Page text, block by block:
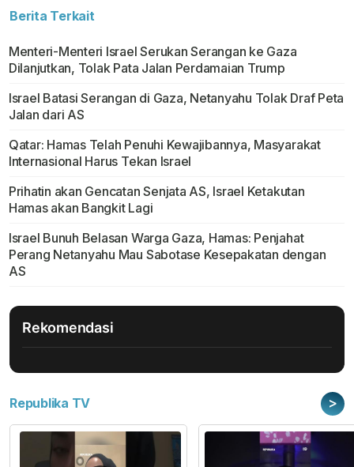
Berita Terkait
Menteri-Menteri Israel Serukan Serangan ke Gaza
Dilanjutkan, Tolak Pata Jalan Perdamaian Trump
Israel Batasi Serangan di Gaza, Netanyahu Tolak Draf Peta
Jalan dari AS
Qatar: Hamas Telah Penuhi Kewajibannya, Masyarakat
Internasional Harus Tekan Israel
Prihatin akan Gencatan Senjata AS, Israel Ketakutan
Hamas akan Bangkit Lagi
Israel Bunuh Belasan Warga Gaza, Hamas: Penjahat
Perang Netanyahu Mau Sabotase Kesepakatan dengan
AS
Rekomendasi
Republika TV >